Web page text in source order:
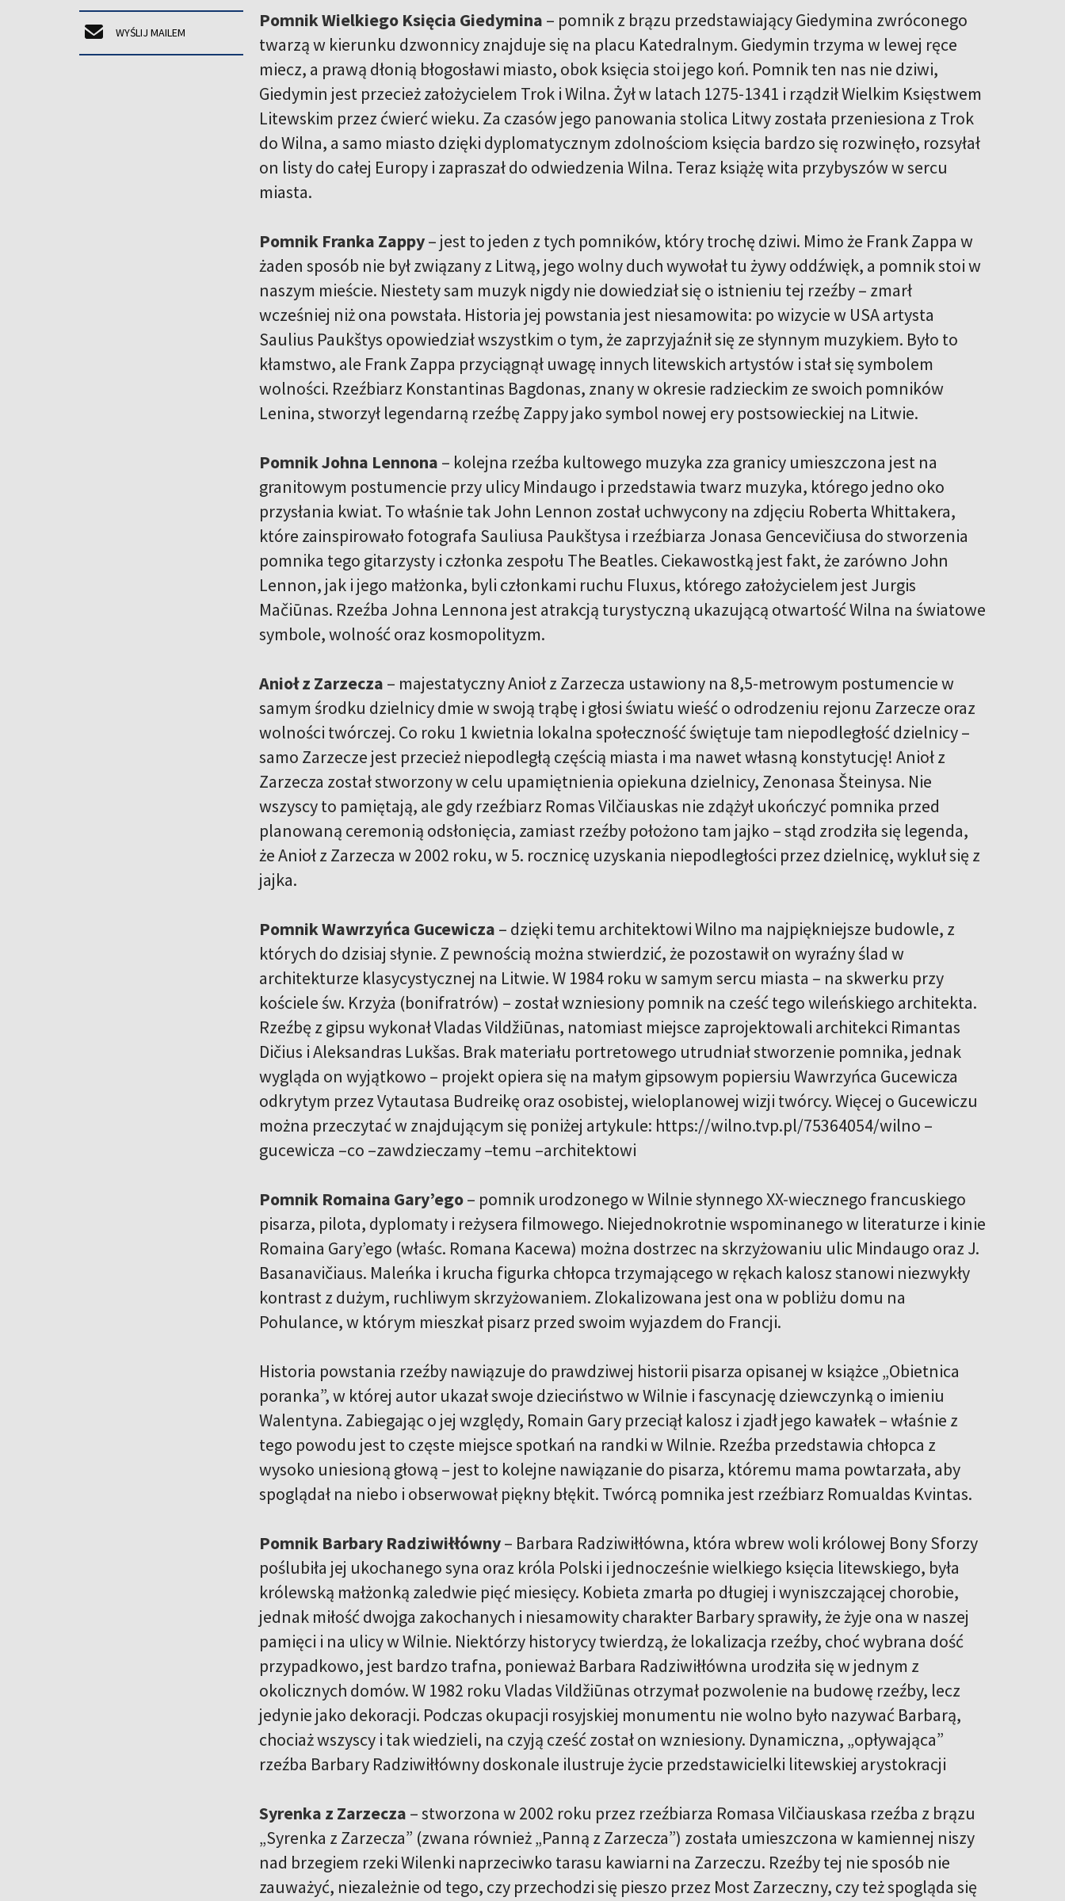
WYŚLIJ MAILEM
Pomnik Wielkiego Księcia Giedymina – pomnik z brązu przedstawiający Giedymina zwróconego
twarzą w kierunku dzwonnicy znajduje się na placu Katedralnym. Giedymin trzyma w lewej ręce
miecz, a prawą dłonią błogosławi miasto, obok księcia stoi jego koń. Pomnik ten nas nie dziwi,
Giedymin jest przecież założycielem Trok i Wilna. Żył w latach 1275-1341 i rządził Wielkim Księstwem
Litewskim przez ćwierć wieku. Za czasów jego panowania stolica Litwy została przeniesiona z Trok
do Wilna, a samo miasto dzięki dyplomatycznym zdolnościom księcia bardzo się rozwinęło, rozsyłał
on listy do całej Europy i zapraszał do odwiedzenia Wilna. Teraz książę wita przybyszów w sercu
miasta.
Pomnik Franka Zappy– jest to jeden z tych pomników, który trochę dziwi. Mimo że Frank Zappa w
żaden sposób nie był związany z Litwą, jego wolny duch wywołał tu żywy oddźwięk, a pomnik stoi w
naszym mieście. Niestety sam muzyk nigdy nie dowiedział się o istnieniu tej rzeźby – zmarł
wcześniej niż ona powstała. Historia jej powstania jest niesamowita: po wizycie w USA artysta
Saulius Paukštys opowiedział wszystkim o tym, że zaprzyjaźnił się ze słynnym muzykiem. Było to
kłamstwo, ale Frank Zappa przyciągnął uwagę innych litewskich artystów i stał się symbolem
wolności. Rzeźbiarz Konstantinas Bagdonas, znany w okresie radzieckim ze swoich pomników
Lenina, stworzył legendarną rzeźbę Zappy jako symbol nowej ery postsowieckiej na Litwie.
Pomnik Johna Lennona – kolejna rzeźba kultowego muzyka zza granicy umieszczona jest na
granitowym postumencie przy ulicy Mindaugo i przedstawia twarz muzyka, którego jedno oko
przysłania kwiat. To właśnie tak John Lennon został uchwycony na zdjęciu Roberta Whittakera,
które zainspirowało fotografa Sauliusa Paukštysa i rzeźbiarza Jonasa Gencevičiusa do stworzenia
pomnika tego gitarzysty i członka zespołu The Beatles. Ciekawostką jest fakt, że zarówno John
Lennon, jak i jego małżonka, byli członkami ruchu Fluxus, którego założycielem jest Jurgis
Mačiūnas. Rzeźba Johna Lennona jest atrakcją turystyczną ukazującą otwartość Wilna na światowe
symbole, wolność oraz kosmopolityzm.
Anioł z Zarzecza – majestatyczny Anioł z Zarzecza ustawiony na 8,5-metrowym postumencie w
samym środku dzielnicy dmie w swoją trąbę i głosi światu wieść o odrodzeniu rejonu Zarzecze oraz
wolności twórczej. Co roku 1 kwietnia lokalna społeczność świętuje tam niepodległość dzielnicy –
samo Zarzecze jest przecież niepodległą częścią miasta i ma nawet własną konstytucję! Anioł z
Zarzecza został stworzony w celu upamiętnienia opiekuna dzielnicy, Zenonasa Šteinysa. Nie
wszyscy to pamiętają, ale gdy rzeźbiarz Romas Vilčiauskas nie zdążył ukończyć pomnika przed
planowaną ceremonią odsłonięcia, zamiast rzeźby położono tam jajko – stąd zrodziła się legenda,
że Anioł z Zarzecza w 2002 roku, w 5. rocznicę uzyskania niepodległości przez dzielnicę, wykluł się z
jajka.
Pomnik Wawrzyńca Gucewicza – dzięki temu architektowi Wilno ma najpiękniejsze budowle, z
których do dzisiaj słynie. Z pewnością można stwierdzić, że pozostawił on wyraźny ślad w
architekturze klasycystycznej na Litwie. W 1984 roku w samym sercu miasta – na skwerku przy
kościele św. Krzyża (bonifratrów) – został wzniesiony pomnik na cześć tego wileńskiego architekta.
Rzeźbę z gipsu wykonał Vladas Vildžiūnas, natomiast miejsce zaprojektowali architekci Rimantas
Dičius i Aleksandras Lukšas. Brak materiału portretowego utrudniał stworzenie pomnika, jednak
wygląda on wyjątkowo – projekt opiera się na małym gipsowym popiersiu Wawrzyńca Gucewicza
odkrytym przez Vytautasa Budreikę oraz osobistej, wieloplanowej wizji twórcy. Więcej o Gucewiczu
można przeczytać w znajdującym się poniżej artykule: https://wilno.tvp.pl/75364054/wilno –
gucewicza –co –zawdzieczamy –temu –architektowi
Pomnik Romaina Gary’ego– pomnik urodzonego w Wilnie słynnego XX-wiecznego francuskiego
pisarza, pilota, dyplomaty i reżysera filmowego. Niejednokrotnie wspominanego w literaturze i kinie
Romaina Gary’ego (właśc. Romana Kacewa) można dostrzec na skrzyżowaniu ulic Mindaugo oraz J.
Basanavičiaus. Maleńka i krucha figurka chłopca trzymającego w rękach kalosz stanowi niezwykły
kontrast z dużym, ruchliwym skrzyżowaniem. Zlokalizowana jest ona w pobliżu domu na
Pohulance, w którym mieszkał pisarz przed swoim wyjazdem do Francji.
Historia powstania rzeźby nawiązuje do prawdziwej historii pisarza opisanej w książce „Obietnica
poranka”, w której autor ukazał swoje dzieciństwo w Wilnie i fascynację dziewczynką o imieniu
Walentyna. Zabiegając o jej względy, Romain Gary przeciął kalosz i zjadł jego kawałek – właśnie z
tego powodu jest to częste miejsce spotkań na randki w Wilnie. Rzeźba przedstawia chłopca z
wysoko uniesioną głową – jest to kolejne nawiązanie do pisarza, któremu mama powtarzała, aby
spoglądał na niebo i obserwował piękny błękit. Twórcą pomnika jest rzeźbiarz Romualdas Kvintas.
Pomnik Barbary Radziwiłłówny– Barbara Radziwiłłówna, która wbrew woli królowej Bony Sforzy
poślubiła jej ukochanego syna oraz króla Polski i jednocześnie wielkiego księcia litewskiego, była
królewską małżonką zaledwie pięć miesięcy. Kobieta zmarła po długiej i wyniszczającej chorobie,
jednak miłość dwojga zakochanych i niesamowity charakter Barbary sprawiły, że żyje ona w naszej
pamięci i na ulicy w Wilnie. Niektórzy historycy twierdzą, że lokalizacja rzeźby, choć wybrana dość
przypadkowo, jest bardzo trafna, ponieważ Barbara Radziwiłłówna urodziła się w jednym z
okolicznych domów. W 1982 roku Vladas Vildžiūnas otrzymał pozwolenie na budowę rzeźby, lecz
jedynie jako dekoracji. Podczas okupacji rosyjskiej monumentu nie wolno było nazywać Barbarą,
chociaż wszyscy i tak wiedzieli, na czyją cześć został on wzniesiony. Dynamiczna, „opływająca”
rzeźba Barbary Radziwiłłówny doskonale ilustruje życie przedstawicielki litewskiej arystokracji
Syrenka z Zarzecza – stworzona w 2002 roku przez rzeźbiarza Romasa Vilčiauskasa rzeźba z brązu
„Syrenka z Zarzecza” (zwana również „Panną z Zarzecza”) została umieszczona w kamiennej niszy
nad brzegiem rzeki Wilenki naprzeciwko tarasu kawiarni na Zarzeczu. Rzeźby tej nie sposób nie
zauważyć, niezależnie od tego, czy przechodzi się pieszo przez Most Zarzeczny, czy też spogląda się